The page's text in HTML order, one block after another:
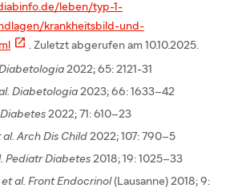
leben/typ-1-
krankheitsbild-und-
 . Zuletzt abgerufen am 10.10.2025.​
2022; 65: 2121-31
Diabetologia 2023; 66: 1633–42
2022; 71: 610–23
al. Arch Dis Child 2022; 107: 790–5
Pediatr Diabetes 2018; 19: 1025–33
et al. Front Endocrinol(Lausanne) 2018; 9: